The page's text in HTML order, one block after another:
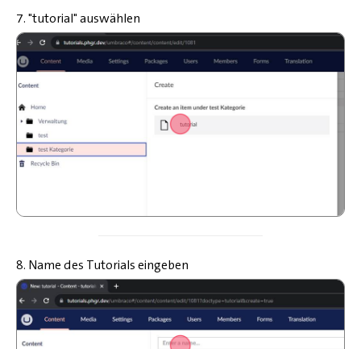
7. "tutorial" auswählen
8. Name des Tutorials eingeben